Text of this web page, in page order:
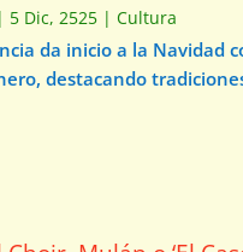
| 5 Dic, 2525 |Cultura
da inicio a la Navidad
destacando